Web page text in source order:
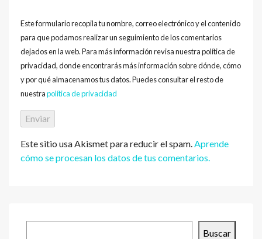
Este formulario recopila tu nombre, correo electrónico y el contenido
para que podamos realizar un seguimiento de los comentarios
dejados en la web. Para más información revisa nuestra política de
privacidad, donde encontrarás más información sobre dónde, cómo
y por qué almacenamos tus datos. Puedes consultar el resto de
nuestrapolítica de privacidad
Este sitio usa Akismet para reducir el spam.Aprende
cómo se procesan los datos de tus comentarios.
Buscar